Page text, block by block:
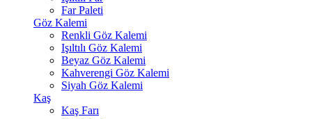
Far Paleti
Göz Kalemi
Renkli Göz Kalemi
Işıltılı Göz Kalemi
Beyaz Göz Kalemi
Kahverengi Göz Kalemi
Siyah Göz Kalemi
Kaş
Kaş Farı